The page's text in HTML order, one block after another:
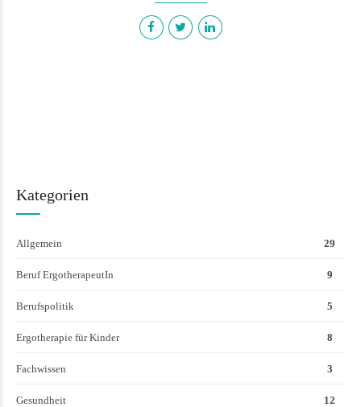
Kategorien
Allgemein 29
Beruf ErgotherapeutIn 9
Berufspolitik 5
Ergotherapie für Kinder 8
Fachwissen 3
Gesundheit 12